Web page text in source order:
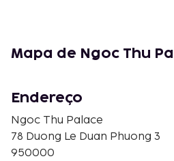
As principais comodidades
com uma imersão
exteriores, ou experimente
exemplo, um banho turco.
ainda Wi-fi grátis e serviços
Mapa de Ngoc Thu
Endereço
Ngoc Thu Palace
78 Duong Le Duan Phuong 3
950000